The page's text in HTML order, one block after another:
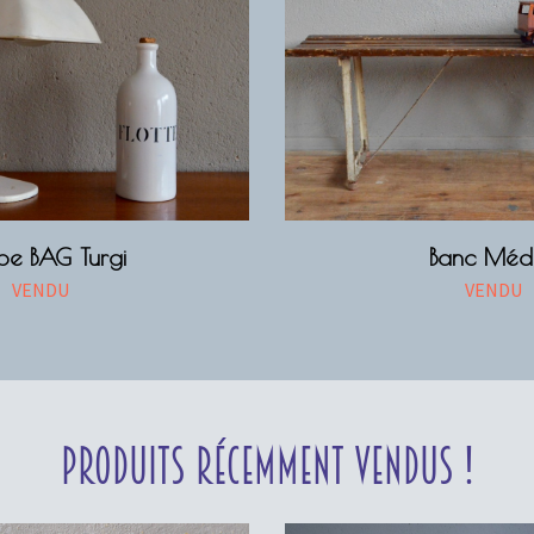
BAG Turgi
VENDU
Banc
VENDU
Produits récemment vendus !